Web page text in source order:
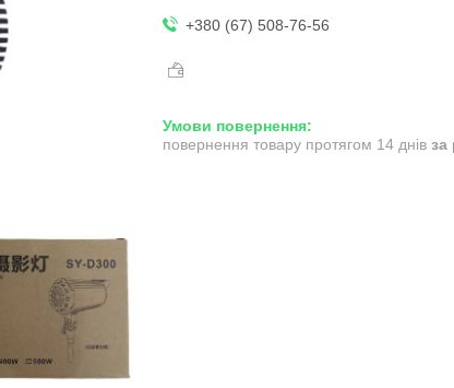
+380 (67) 508-76-56
повернення товару протягом 14 днів за